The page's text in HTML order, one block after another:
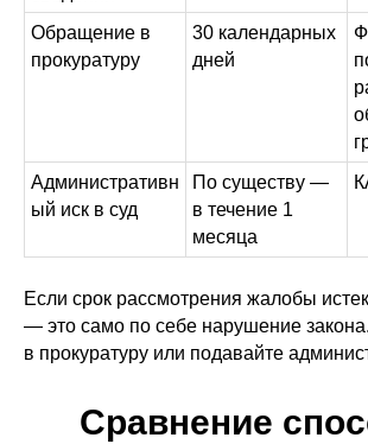
Обращение в
прокуратуру
30 календарных
дней
Административн
ый иск в суд
По существу —
в течение 1
месяца
Если срок рассмотрения жалобы
— это само по себе нарушение
в прокуратуру или подавайте
Сравнение